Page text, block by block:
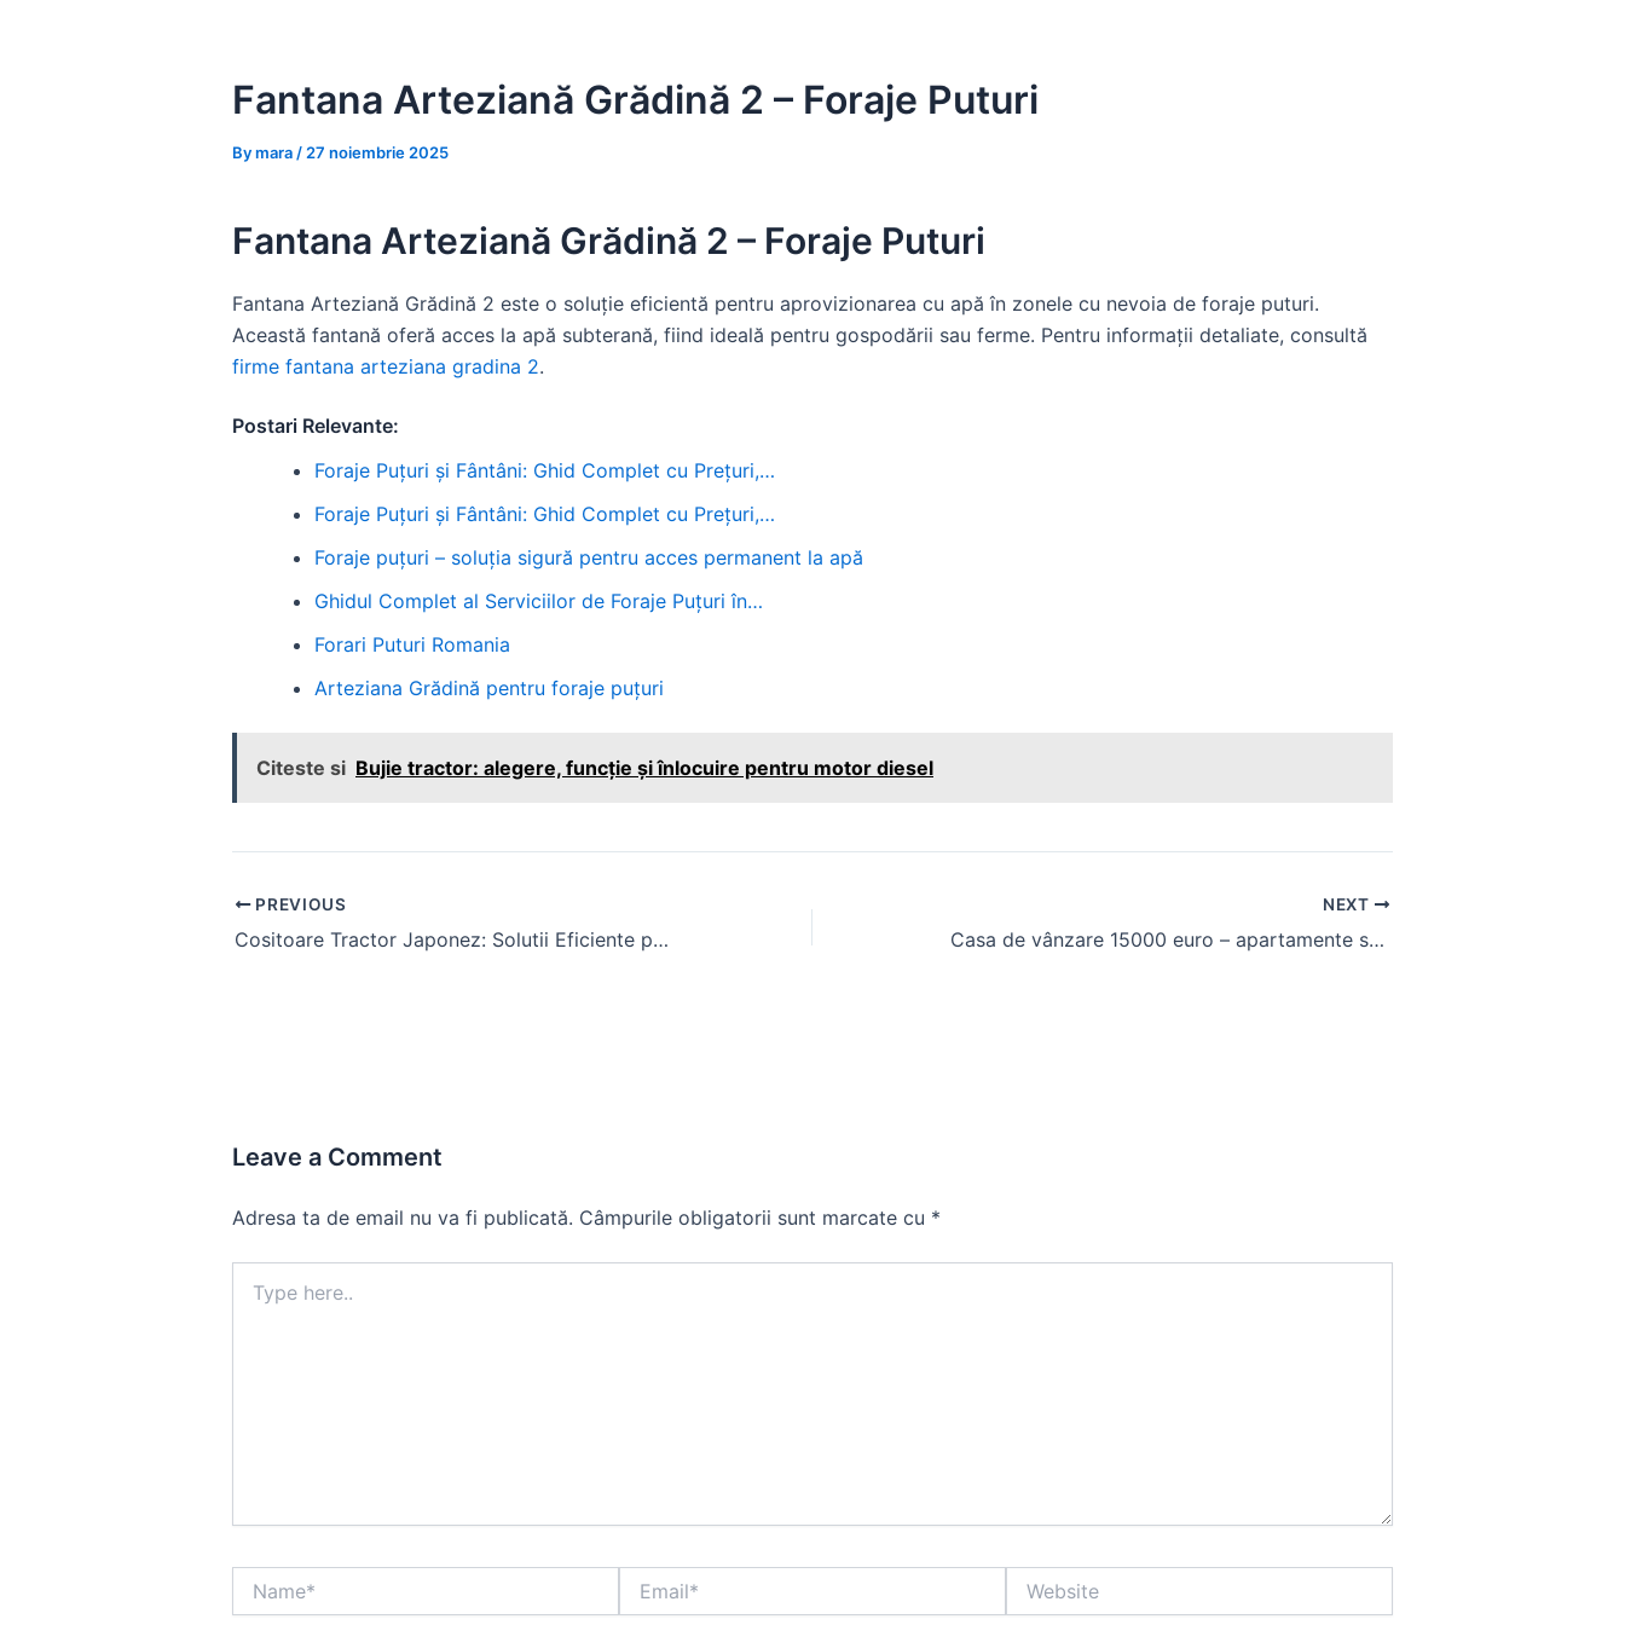
Fantana Arteziană Grădină 2 – Foraje Puturi
Bymara / 27 noiembrie 2025
Fantana Arteziană Grădină 2 – Foraje Puturi
Fantana Arteziană Grădină 2 este o soluție eficientă pentru aprovizionarea cu apă în zonele cu nevoia de foraje puturi.
Această fantană oferă acces la apă subterană, fiind ideală pentru gospodării sau ferme. Pentru informații detaliate, consultă
firme fantana arteziana gradina 2.
Postari Relevante:
Foraje Puțuri și Fântâni: Ghid Complet cu Prețuri,…
Foraje Puțuri și Fântâni: Ghid Complet cu Prețuri,…
Foraje puțuri – soluția sigură pentru acces permanent la apă
Ghidul Complet al Serviciilor de Foraje Puțuri în…
Forari Puturi Romania
Arteziana Grădină pentru foraje puțuri
Citeste si Bujie tractor: alegere, funcție și înlocuire pentru motor diesel
Post
navigation
PREVIOUS
Cositoare Tractor Japonez: Solutii Eficiente pentru Agricultura Moderna
NEXT
Casa de vânzare 15000 euro – apartamente studiouri
Leave a Comment
Adresa ta de email nu va fi publicată. Câmpurile obligatorii sunt marcate cu *
here..